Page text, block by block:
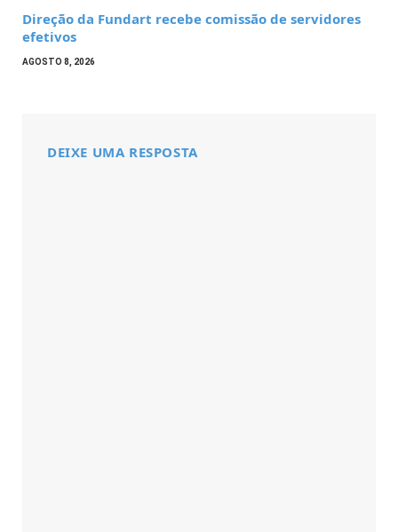
Direção da Fundart recebe comissão de servidores
efetivos
AGOSTO 8, 2026
DEIXE UMA RESPOSTA